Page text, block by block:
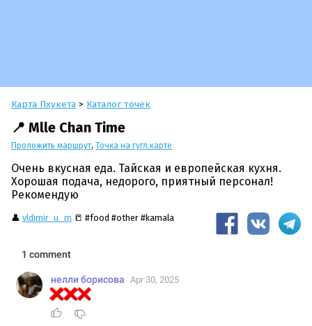
Карта Пхукета > Каталог точек
📍 Mlle Chan Time
Проложить маршрут, Точка на гугл.карте
Очень вкусная еда. Тайская и европейская кухня.
Хорошая подача, недорого, приятный персонал!
Рекомендую
👤 vldimir_u_m 📒 #food #other #kamala